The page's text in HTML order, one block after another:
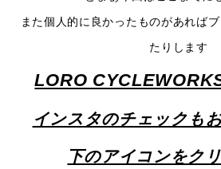
また個人的に良かったものがあれば
たりします
LORO
インスタのチェックも
下のアイコンをク